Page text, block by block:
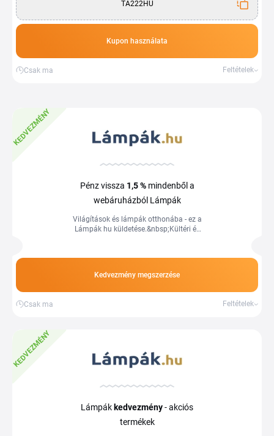
TA222HU
Kupon használata
Csak ma Feltételek
KEDVEZMÉNY
Pénz vissza 1,5 %mindenből a
webáruházból Lámpák
Világítások és lámpák otthonába - ez a
Lámpák hu küldetése.&nbsp;Kültéri és
Kedvezmény megszerzése
Csak ma Feltételek
KEDVEZMÉNY
Lámpák kedvezmény- akciós
termékek